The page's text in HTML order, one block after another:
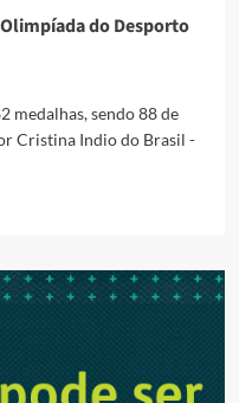
do Desporto
medalhas, sendo 88 de
Cristina Indio do Brasil -